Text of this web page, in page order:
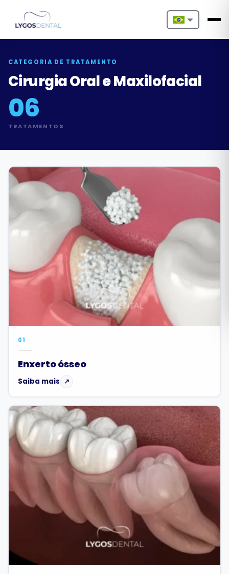
Nederlands
Français
Български
Русский
CATEGORIA DE TRATAMENTO
Cirurgia Oral e Maxilofacial
06
TRATAMENTOS
01
Enxerto ósseo
Saiba mais ↗